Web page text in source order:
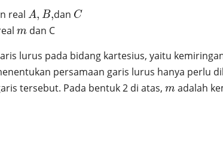
realA,
B,
A, B,dan C
C
m
m dan C
lurus pada bidang kartesius, yaitu
persamaan garis lurus hanya perlu
tersebut. Pada bentuk 2 di atas, m
m adalah